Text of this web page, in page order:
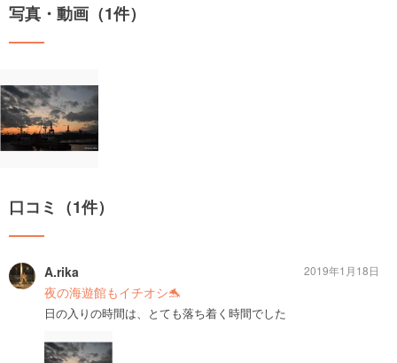
写真・動画（1件）
口コミ（1件）
A.rika
夜の海遊館もイチオシ🐬
日の入りの時間は、とても落ち着く時間でした
2019年1月18日